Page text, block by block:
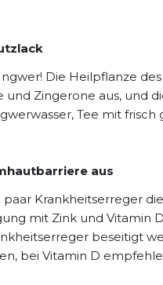
Die Heilpflanze
und Zingerone aus, und
Tee mit
aus
Krankheitserreger
mit Zink und Vitamin
beseitigt
bei Vitamin D